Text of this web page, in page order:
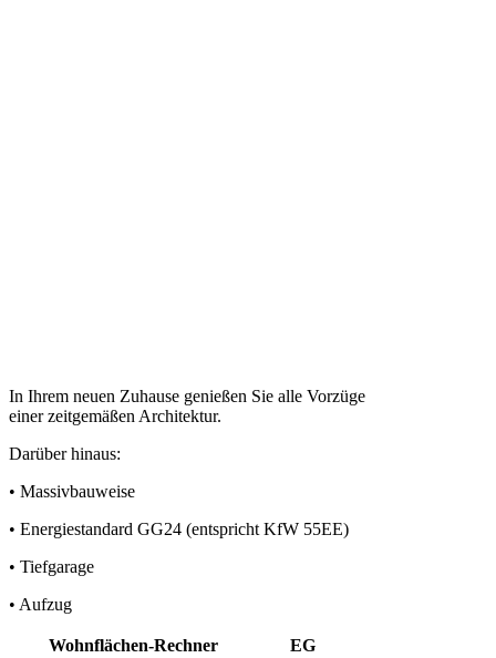
In Ihrem neuen Zuhause genießen Sie alle Vorzüge
einer zeitgemäßen Architektur.
Darüber hinaus:
• Massivbauweise
• Energiestandard GG24 (entspricht KfW 55EE)
• Tiefgarage
• Aufzug
Wohnflächen-Rechner
EG